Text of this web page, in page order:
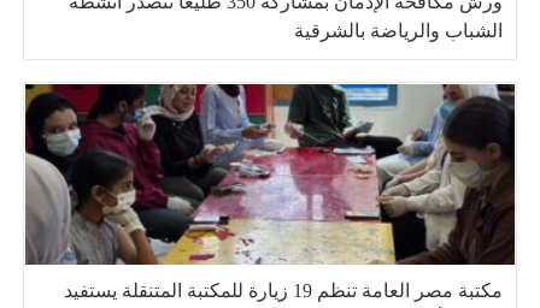
الشباب والرياضة بالشرقية
مكتبة مصر العامة تنظم 19 زيارة للمكتبة المتنقلة يستفيد